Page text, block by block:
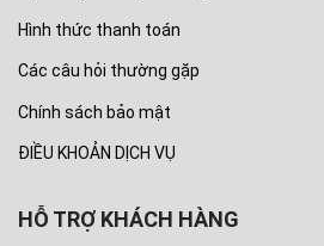
Hình thức thanh toán
Các câu hỏi thường gặp
Chính sách bảo mật
ĐIỀU KHOẢN DỊCH VỤ
HỖ TRỢ KHÁCH HÀNG